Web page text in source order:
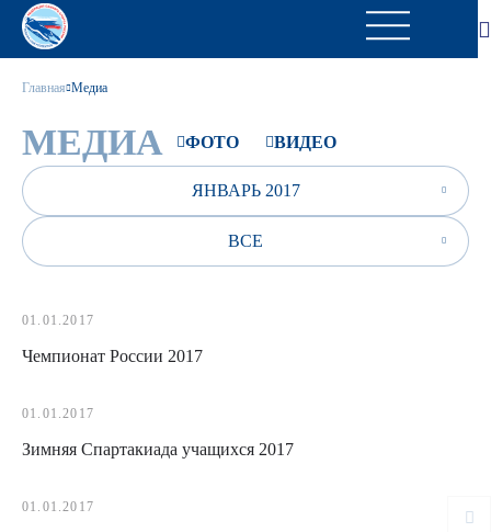
Главная Медиа
МЕДИА ФОТО ВИДЕО
ЯНВАРЬ 2017
ВСЕ
01.01.2017
Чемпионат России 2017
01.01.2017
Зимняя Спартакиада учащихся 2017
01.01.2017